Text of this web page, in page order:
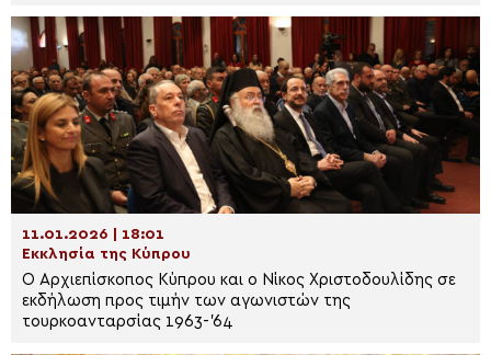
11.01.2026 | 18:01
Εκκλησία της Κύπρου
Ο Αρχιεπίσκοπος Κύπρου και ο Νίκος Χριστοδουλίδης σε
εκδήλωση προς τιμήν των αγωνιστών της
τουρκοανταρσίας 1963-’64